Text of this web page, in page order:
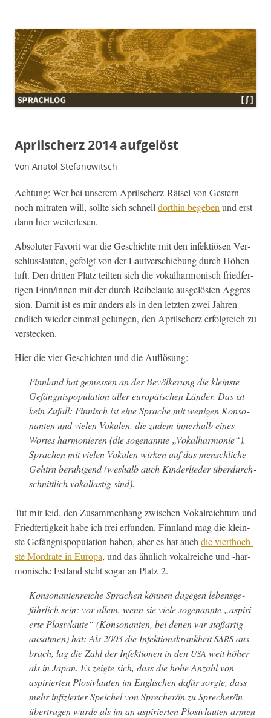
Aprilscherz 2014 aufgelöst
Von Anatol Stefanowitsch
Achtung: Wer bei unserem Aprilscherz-Rät­sel von Gestern
noch mitrat­en will, sollte sich schnelldor­thin begebenund erst
dann hier weiterlesen.
Absoluter Favorit war die Geschichte mit den infek­tiösen Ver­
schlus­slaut­en, gefol­gt von der Lautver­schiebung durch Höhen­
luft. Den drit­ten Platz teil­ten sich die vokalhar­monisch fried­fer­
ti­gen Finn/innen mit der durch Reibelaute aus­gelösten Aggres­
sion. Damit ist es mir anders als in den let­zten zwei Jahren
endlich wieder ein­mal gelun­gen, den Aprilscherz erfol­gre­ich zu
verstecken.
Hier die vier Geschicht­en und die Auflösung:
Finn­land hat gemessen an der Bevölkerung die kle­in­ste
Gefäng­nis­pop­u­la­tion aller europäis­chen Län­der. Das ist
kein Zufall: Finnisch ist eine Sprache mit weni­gen Kon­so­
nan­ten und vie­len Vokalen, die zudem inner­halb eines
Wortes har­monieren (die soge­nan­nte „Vokalhar­monie“).
Sprachen mit vie­len Vokalen wirken auf das men­schliche
Gehirn beruhi­gend (weshalb auch Kinder­lieder über­durch­
schnit­tlich vokallastig sind).
Tut mir leid, den Zusam­men­hang zwis­chen Vokalre­ich­tum und
Fried­fer­tigkeit habe ich frei erfun­den. Finn­land mag die kle­in­
ste Gefäng­nis­pop­u­la­tion haben, aber es hat auchdie vierthöch­
ste Mor­drate in Europa, und das ähn­lich vokalre­iche und ‑har­
monis­che Est­land ste­ht sog­ar an Platz 2.
Kon­so­nan­ten­re­iche Sprachen kön­nen dage­gen lebens­ge­
fährlich sein: vor allem, wenn sie viele soge­nan­nte „aspiri­
erte Plo­sivlaute“ (Kon­so­nan­ten, bei denen wir stoßar­tig
ausat­men) hat: Als 2003 die Infek­tion­skrankheitSARSaus­
brach, lag die Zahl der Infek­tio­nen in den USA weit höher
als in Japan. Es zeigte sich, dass die hohe Anzahl von
aspiri­erten Plo­sivlaut­en im Englis­chen dafür sorgte, dass
mehr infiziert­er Spe­ichel von Sprecher/in zu Sprecher/in
über­tra­gen wurde als im an aspiri­erten Plo­sivlaut­en armen